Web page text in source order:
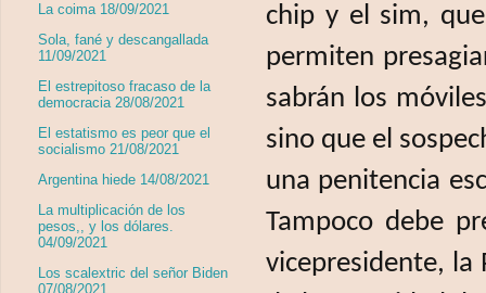
chip y el sim,
permiten
sabrán los
sino que el
una penitencia
Tampoco debe
vicepresidente, la
La coima 18/09/2021
Sola, fané y descangallada
11/09/2021
El estrepitoso fracaso de la
democracia 28/08/2021
El estatismo es peor que el
socialismo 21/08/2021
Argentina hiede 14/08/2021
La multiplicación de los
pesos,, y los dólares.
04/09/2021
Los scalextric del señor Biden
07/08/2021